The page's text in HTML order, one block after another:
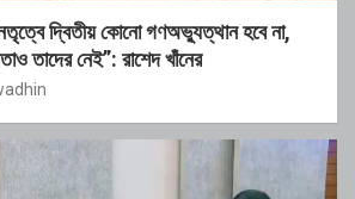
দ্বিতীয় কোনো গণঅভ্যুত্থান হবে না,
তাদের নেই”: রাশেদ খাঁনের